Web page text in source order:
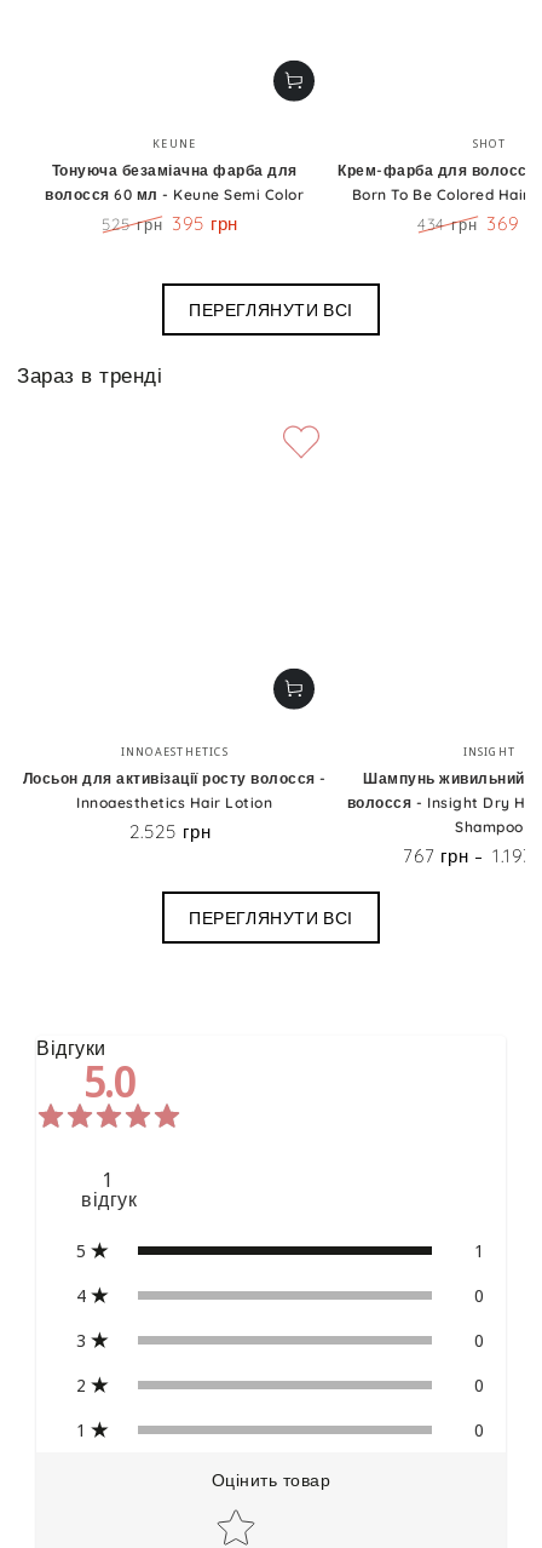
Бренд:
KEUNE
Тонуюча безаміачна фарба для
волосся 60 мл - Keune Semi Color
525 грн 395 грн
SHOT
Крем-фарба для волосся
Born To Be Colored Hair
434 грн 369
ПЕРЕГЛЯНУТИ ВСІ
Зараз в тренді
Бренд:
INNOAESTHETICS
Лосьон для активізації росту волосся -
Innoaesthetics Hair Lotion
Ціна
2.525 грн
INSIGHT
Шампунь живильний
волосся - Insight Dry
Shampoo
Ціна
767 грн 1.193
ПЕРЕГЛЯНУТИ ВСІ
Відгуки
5.0
1
відгук
5
1
4
0
3
0
2
0
1
0
Оцінить товар
Star rating